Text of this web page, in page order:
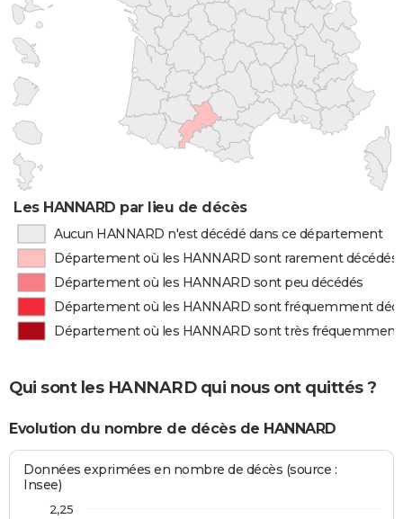
Les HANNARD par lieu de décès
Aucun HANNARD n'est décédé dans ce département
Département où les HANNARD sont rarement décédés
Département où les HANNARD sont peu décédés
Département où les HANNARD sont fréquemment
Département où les HANNARD sont très fréquemment
Qui sont les HANNARD qui nous ont quittés ?
Evolution du nombre de décès de HANNARD
Données exprimées en nombre de décès (source :
Insee)
2,25